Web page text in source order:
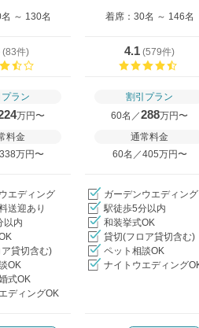
～ 130名 着席：30名 ～ 146名
(83件)
4.1 (579件)
ラン
万円〜
料金
万円〜
割引プラン
60名／288万円〜
通常料金
60名／405万円〜
エディング
送迎あり
以内
貸切含む)
OK
式OK
ディングOK
ガーデンウエディング
駅徒歩5分以内
和装挙式OK
貸切(フロア貸切含む)
ペット相談OK
ナイトウエディング